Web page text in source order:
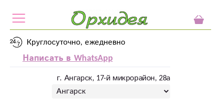
Круглосуточно, ежедневно
Написать в WhatsApp
г. Ангарск, 17-й микрорайон, 28а